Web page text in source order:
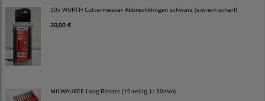
50x WÜRTH Cuttermesser Abbrechklingen schwarz (extrem scharf)
20,00 €
MILWAUKEE Lang-Bitsatz (10-teilig, L: 50mm)